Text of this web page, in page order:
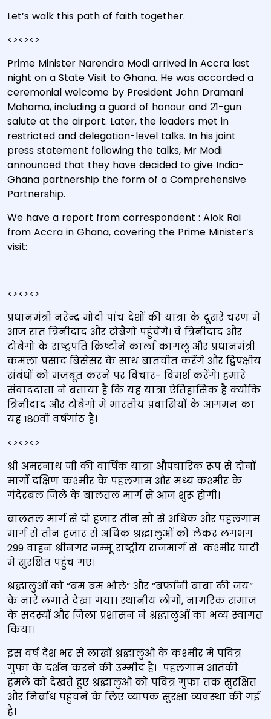
Let’s walk this path of faith together.
<><><>
Prime Minister Narendra Modi arrived in Accra last
night on a State Visit to Ghana. He was accorded a
ceremonial welcome by President John Dramani
Mahama, including a guard of honour and 21-gun
salute at the airport. Later, the leaders met in
restricted and delegation-level talks. In his joint
press statement following the talks, Mr Modi
announced that they have decided to give India-
Ghana partnership the form of a Comprehensive
Partnership.
We have a report from correspondent : Alok Rai
from Accra in Ghana, covering the Prime Minister’s
visit:
<><><>
प्रधानमंत्री नरेन्द्र मोदी पांच देशों की यात्रा के दूसरे चरण में
आज रात त्रिनीदाद और टोबैगो पहुंचेंगे। वे त्रिनीदाद और
टोबैगो के राष्ट्रपति क्रिष्टीने कार्ला कांगलू और प्रधानमंत्री
कमला प्रसाद बिसेसर के साथ बातचीत करेंगे और द्विपक्षीय
संबंधों को मजबूत करने पर विचार- विमर्श करेंगे। हमारे
संवाददाता ने बताया है कि यह यात्रा ऐतिहासिक है क्योंकि
त्रिनीदाद और टोबैगो में भारतीय प्रवासियों के आगमन का
यह 180वीं वर्षगांठ है।
<><><>
श्री अमरनाथ जी की वार्षिक यात्रा औपचारिक रूप से दोनों
मार्गों दक्षिण कश्मीर के पहलगाम और मध्य कश्मीर के
गंदेरबल जिले के बालतल मार्ग से आज शुरू होगी।
बालतल मार्ग से दो हजार तीन सौ से अधिक और पहलगाम
मार्ग से तीन हजार से अधिक श्रद्धालुओं को लेकर लगभग
299 वाहन श्रीनगर जम्मू राष्ट्रीय राजमार्ग से कश्मीर घाटी
में सुरक्षित पहुंच गए।
श्रद्धालुओं को “बम बम भोले” और “बर्फानी बाबा की जय”
के नारे लगाते देखा गया। स्थानीय लोगों, नागरिक समाज
के सदस्यों और जिला प्रशासन ने श्रद्धालुओं का भव्य स्वागत
किया।
इस वर्ष देश भर से लाखों श्रद्धालुओं के कश्मीर में पवित्र
गुफा के दर्शन करने की उम्मीद है। पहलगाम आतंकी
हमले को देखते हुए श्रद्धालुओं को पवित्र गुफा तक सुरक्षित
और निर्बाध पहुंचने के लिए व्यापक सुरक्षा व्यवस्था की गई
है।